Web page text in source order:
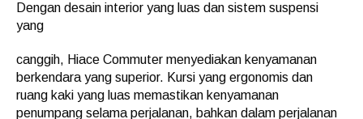
Dengan desain interior yang luas dan sistem suspensi
yang
canggih, Hiace Commuter menyediakan kenyamanan
berkendara yang superior. Kursi yang ergonomis dan
ruang kaki yang luas memastikan kenyamanan
penumpang selama perjalanan, bahkan dalam perjalanan